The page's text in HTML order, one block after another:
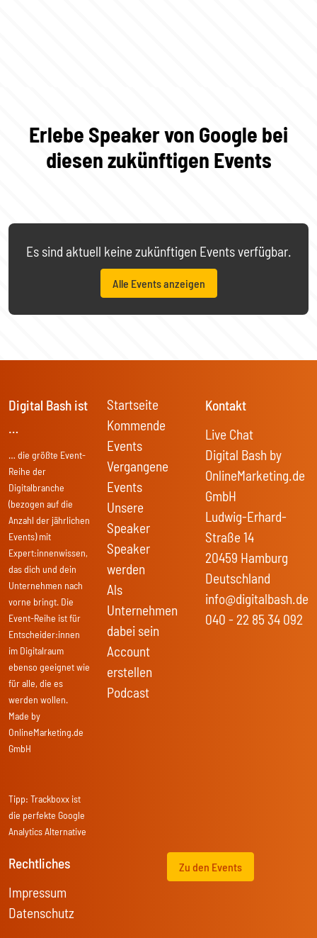
Erlebe Speaker von Google bei
diesen zukünftigen Events
Es sind aktuell keine zukünftigen Events verfügbar.
Alle Events anzeigen
Digital Bash ist
…
… die größte Event-
Reihe der
Digitalbranche
(bezogen auf die
Anzahl der jährlichen
Events) mit
Expert:innenwissen,
das dich und dein
Unternehmen nach
vorne bringt. Die
Event-Reihe ist für
Entscheider:innen
im Digitalraum
ebenso geeignet wie
für alle, die es
werden wollen.
Made by
OnlineMarketing.de
GmbH
Tipp: Trackboxx ist
die perfekte Google
Analytics Alternative
Startseite
Kommende
Events
Vergangene
Events
Unsere
Speaker
Speaker
werden
Als
Unternehmen
dabei sein
Account
erstellen
Podcast
Kontakt
Live Chat
Digital Bash by
OnlineMarketing.de
GmbH
Ludwig-Erhard-
Straße 14
20459 Hamburg
Deutschland
info@digitalbash.de
040 - 22 85 34 092
Rechtliches
Impressum
Datenschutz
Zu den Events